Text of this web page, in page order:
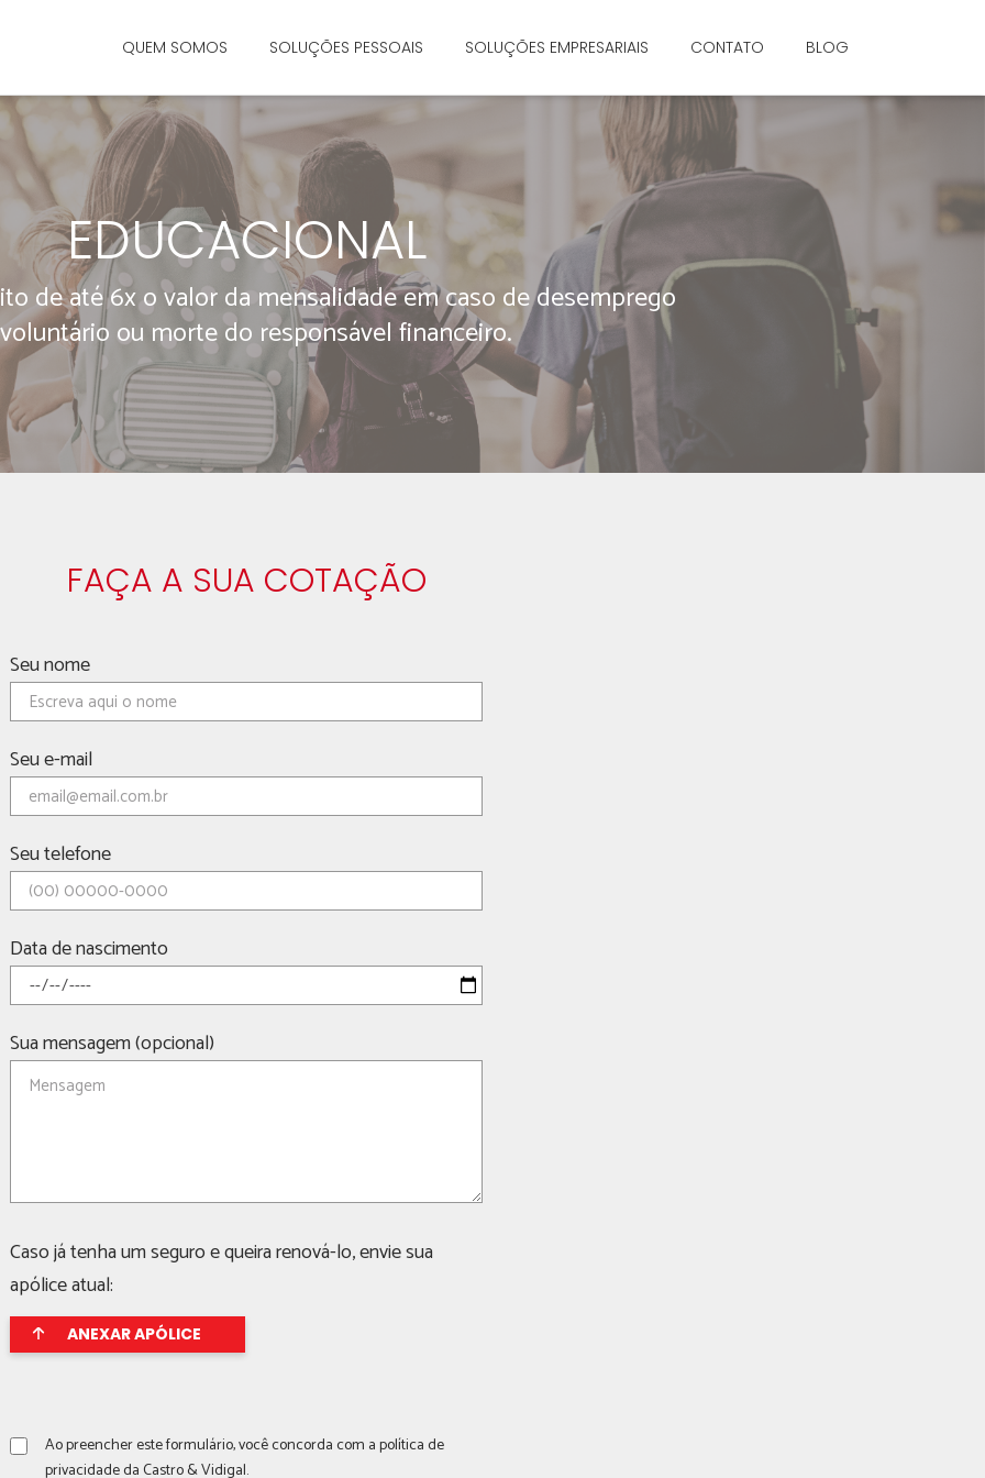
QUEM SOMOS SOLUÇÕES PESSOAIS SOLUÇÕES EMPRESARIAIS CONTATO BLOG
EDUCACIONAL
de até 6x o valor da mensalidade em caso de desemprego
ou morte do responsável financeiro.
FAÇA A SUA COTAÇÃO
Seu nome
Seu e-mail
Seu telefone
Data de nascimento
Sua mensagem (opcional)
Caso já tenha um seguro e queira renová-lo, envie sua
apólice atual:
ANEXAR APÓLICE
Ao preencher este formulário, você concorda com apolítica de
privacidadeda Castro & Vidigal.